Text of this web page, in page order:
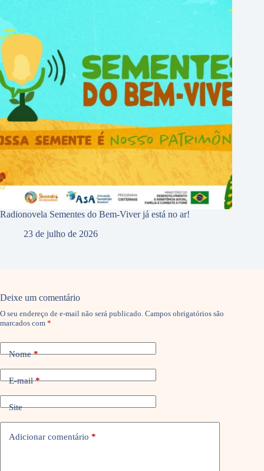
Radionovela Sementes do Bem-Viver já está no ar!
23 de julho de 2026
Deixe um comentário
O seu endereço de e-mail não será publicado. Campos obrigatórios são
marcados com *
Nome*
E-mail*
Site
Adicionar comentário *